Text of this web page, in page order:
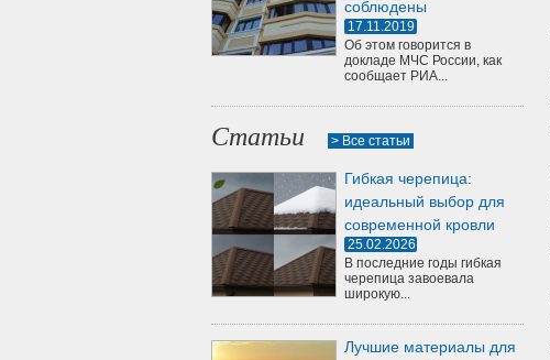
соблюдены
17.11.2019
Об этом говорится в
докладе МЧС России, как
сообщает РИА...
Статьи > Все статьи
Гибкая черепица:
идеальный выбор для
современной кровли
25.02.2026
В последние годы гибкая
черепица завоевала
широкую...
Лучшие материалы для